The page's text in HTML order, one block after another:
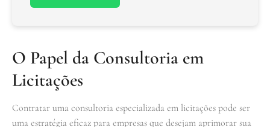
O Papel da Consultoria em
Licitações
Contratar uma consultoria especializada em licitações pode ser
uma estratégia eficaz para empresas que desejam aprimorar sua